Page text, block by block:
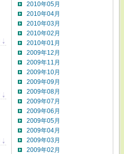
2010年05月
2010年04月
2010年03月
2010年02月
2010年01月
2009年12月
2009年11月
2009年10月
2009年09月
2009年08月
2009年07月
2009年06月
2009年05月
2009年04月
2009年03月
2009年02月